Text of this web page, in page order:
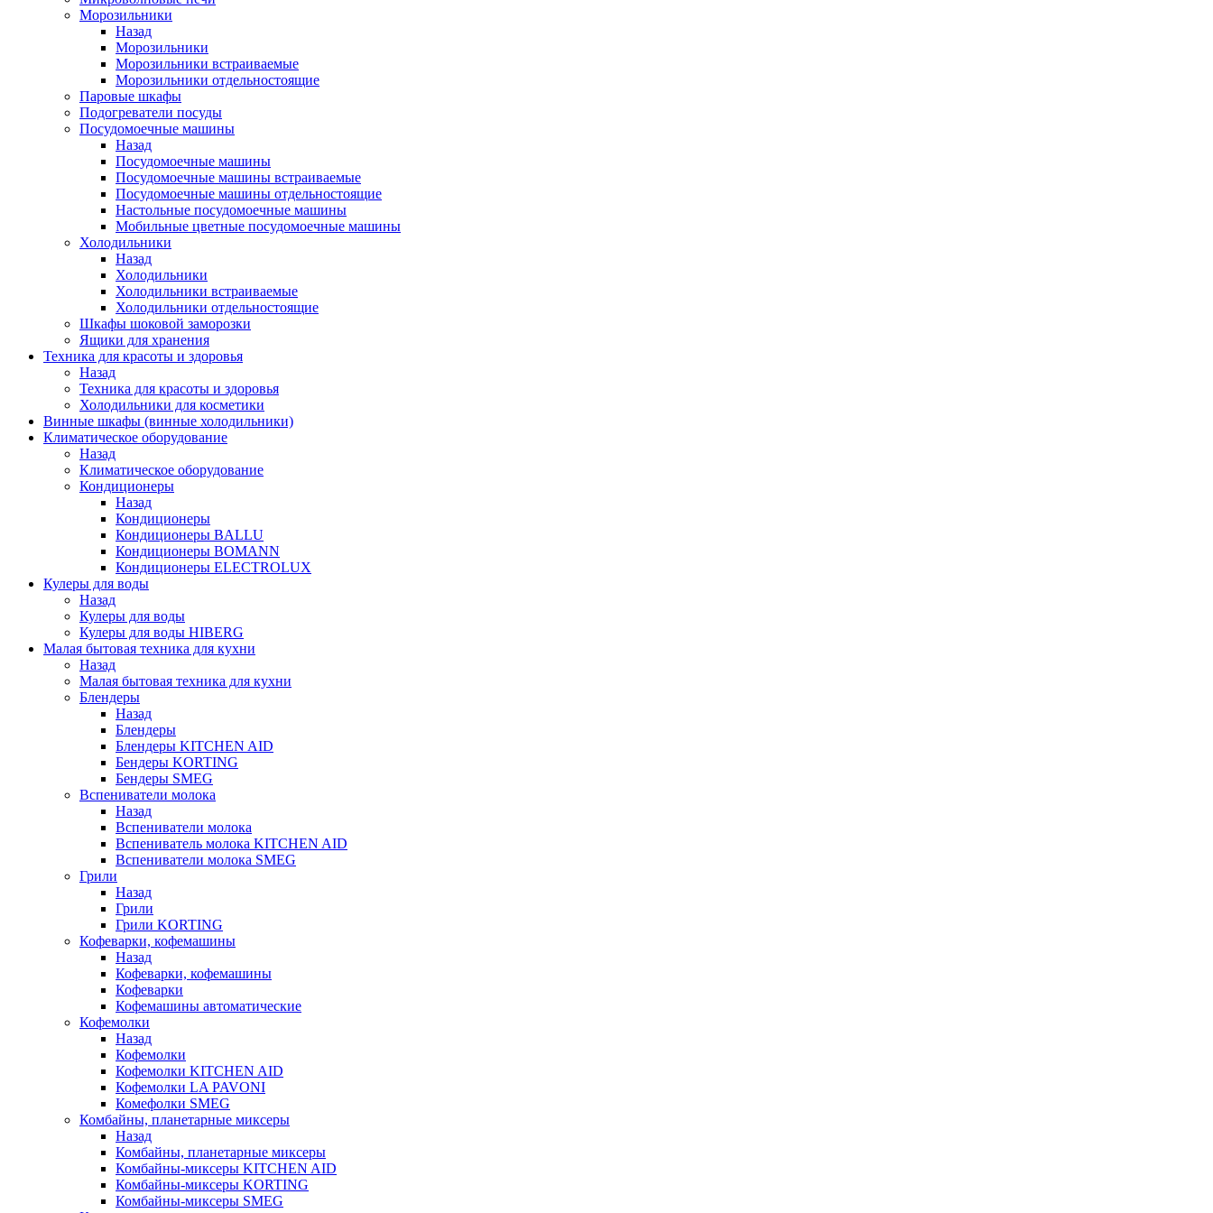
Морозильники
Назад
Морозильники
Морозильники встраиваемые
Морозильники отдельностоящие
Паровые шкафы
Подогреватели посуды
Посудомоечные машины
Назад
Посудомоечные машины
Посудомоечные машины встраиваемые
Посудомоечные машины отдельностоящие
Настольные посудомоечные машины
Мобильные цветные посудомоечные машины
Холодильники
Назад
Холодильники
Холодильники встраиваемые
Холодильники отдельностоящие
Шкафы шоковой заморозки
Ящики для хранения
Техника для красоты и здоровья
Назад
Техника для красоты и здоровья
Холодильники для косметики
Винные шкафы (винные холодильники)
Климатическое оборудование
Назад
Климатическое оборудование
Кондиционеры
Назад
Кондиционеры
Кондиционеры BALLU
Кондиционеры BOMANN
Кондиционеры ELECTROLUX
Кулеры для воды
Назад
Кулеры для воды
Кулеры для воды HIBERG
Малая бытовая техника для кухни
Назад
Малая бытовая техника для кухни
Блендеры
Назад
Блендеры
Блендеры KITCHEN AID
Бендеры KORTING
Бендеры SMEG
Вспениватели молока
Назад
Вспениватели молока
Вспениватель молока KITCHEN AID
Вспениватели молока SMEG
Грили
Назад
Грили
Грили KORTING
Кофеварки, кофемашины
Назад
Кофеварки, кофемашины
Кофеварки
Кофемашины автоматические
Кофемолки
Назад
Кофемолки
Кофемолки KITCHEN AID
Кофемолки LA PAVONI
Комефолки SMEG
Комбайны, планетарные миксеры
Назад
Комбайны, планетарные миксеры
Комбайны-миксеры KITCHEN AID
Комбайны-миксеры KORTING
Комбайны-миксеры SMEG